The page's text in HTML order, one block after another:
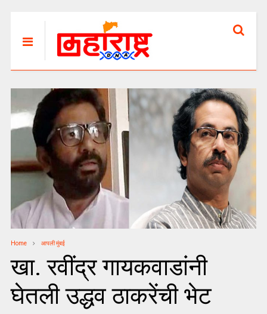
Home आपली मुंबई
खा. रवींद्र गायकवाडांनी
घेतली उद्धव ठाकरेंची भेट